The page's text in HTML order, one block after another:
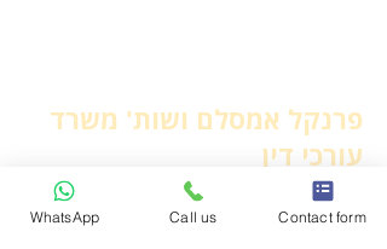
פרנקל אמסלם ושות' משרד
עורכי דין
WhatsApp Call us Contact form